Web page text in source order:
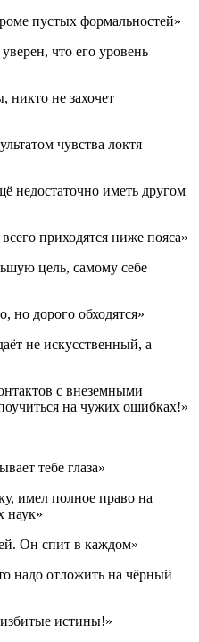
пустых формальностей»
что его уровень
никто не захочет
чувства локтя
недостаточно иметь другом
приходятся ниже пояса»
цель, самому себе
но дорого обходятся»
не искусственный, а
с внеземными
на чужих ошибках!»
тебе глаза»
имел полное право на
наук»
Он спит в каждом»
надо отложить на чёрный
истины!»